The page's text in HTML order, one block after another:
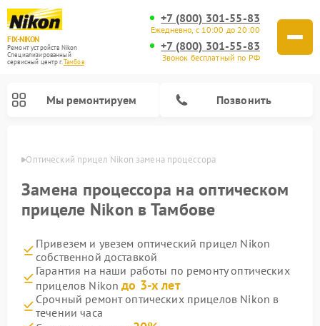
FIX-NIKON
Ремонт устройств Nikon
Специализированный
cервисный центр г.Тамбов
+7 (800) 301-55-83
Ежедневно, с 10:00 до 20:00
+7 (800) 301-55-83
Звонок бесплатный по РФ
Мы ремонтируем Позвонить
Оптический прицел Nikon замена процессора
Замена процессора на оптическом
прицеле Nikon в Тамбове
Привезем и увезем оптический прицел Nikon
собственной доставкой
Гарантия на наши работы по ремонту оптических
прицелов Nikonдо 3-х лет
Срочный ремонт оптических прицелов Nikon в
течении часа